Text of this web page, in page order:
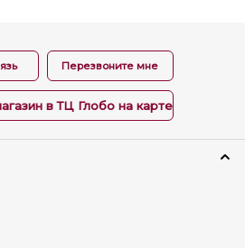
Перезвоните мне
в ТЦ Глобо на карте